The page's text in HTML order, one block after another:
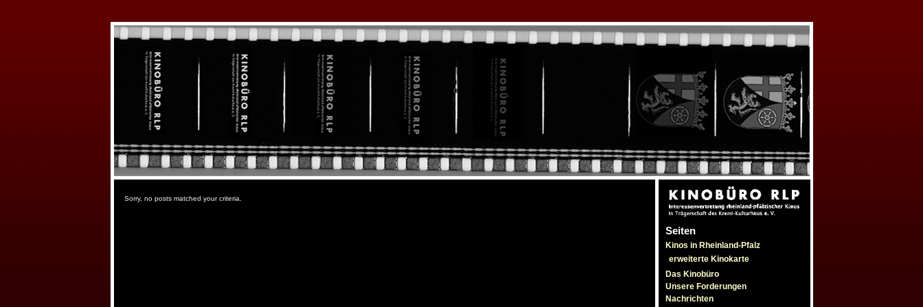
Seiten
Kinos in Rheinland-Pfalz
erweiterte Kinokarte
Das Kinobüro
Unsere Forderungen
Nachrichten
Sorry, no posts matched your criteria.